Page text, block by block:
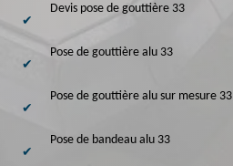
Devis pose de gouttière 33
Pose de gouttière alu 33
Pose de gouttière alu sur mesure 33
Pose de bandeau alu 33